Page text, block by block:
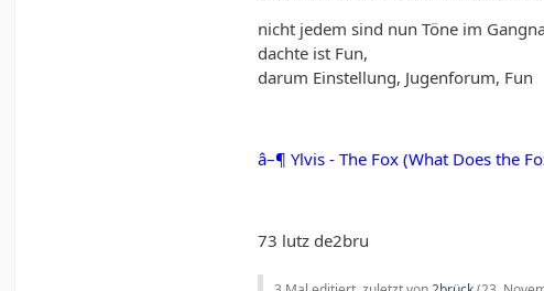
nicht jedem sind nun Töne im
dachte ist Fun,
darum Einstellung, Jugenforum, Fun
â–¶ Ylvis - The Fox (What Does the
73 lutz de2bru